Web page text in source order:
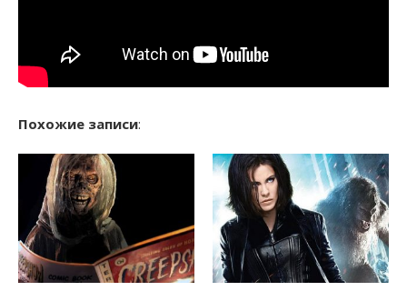
Похожие записи: